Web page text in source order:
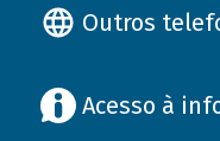
Outros
Acesso à